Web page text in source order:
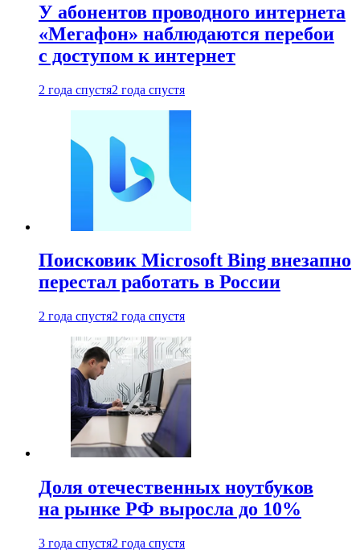
У абонентов проводного интернета
«Мегафон» наблюдаются перебои
с доступом к интернет
2 года спустя2 года спустя
Поисковик Microsoft Bing внезапно
перестал работать в России
2 года спустя2 года спустя
Доля отечественных ноутбуков
на рынке РФ выросла до 10%
3 года спустя2 года спустя